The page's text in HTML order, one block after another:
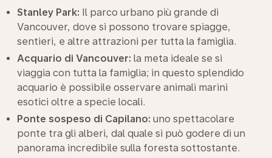
Stanley Park: Il parco urbano più grande di
Vancouver, dove si possono trovare spiagge,
sentieri, e altre attrazioni per tutta la famiglia.
Acquario di Vancouver: la meta ideale se si
viaggia con tutta la famiglia; in questo splendido
acquario è possibile osservare animali marini
esotici oltre a specie locali.
Ponte sospeso di Capilano: uno spettacolare
ponte tra gli alberi, dal quale si può godere di un
panorama incredibile sulla foresta sottostante.